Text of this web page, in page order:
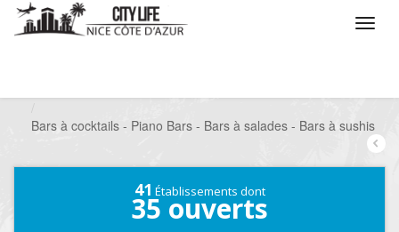
Bars à cocktails - Piano Bars - Bars à salades - Bars à sushis
41 Établissements dont
35 ouverts